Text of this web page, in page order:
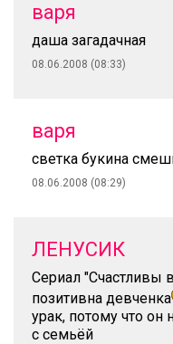
варя
даша загадачная
08.06.2008 (08:33)
варя
светка букина
08.06.2008 (08:29)
ЛЕНУСИК
Сериал "Счастливы
позитивна девченка
урак, потому что он
с семьёй